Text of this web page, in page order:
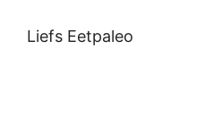
Liefs Eetpaleo